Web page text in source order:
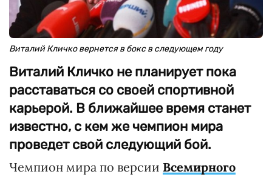
Виталий Кличко вернется в бокс в следующем году
Виталий Кличко не планирует пока
расставаться со своей спортивной
карьерой. В ближайшее время станет
известно, с кем же чемпион мира
проведет свой следующий бой.
Чемпион мира по версии Всемирного